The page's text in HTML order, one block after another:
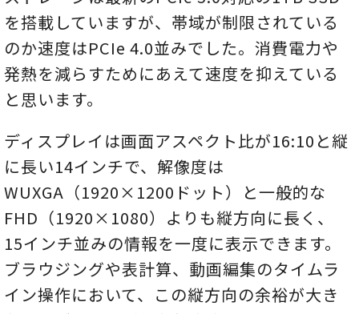
を搭載していますが、帯域が制限されている
のか速度はPCIe 4.0並みでした。消費電力や
発熱を減らすためにあえて速度を抑えている
と思います。
ディスプレイは画面アスペクト比が16:10と縦
に長い14インチで、解像度は
WUXGA（1920×1200ドット）と一般的な
FHD（1920×1080）よりも縦方向に長く、
15インチ並みの情報を一度に表示できます。
ブラウジングや表計算、動画編集のタイムラ
イン操作において、この縦方向の余裕が大き